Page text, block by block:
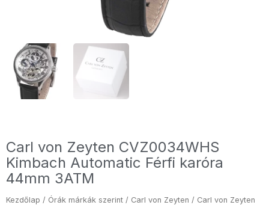
Carl von Zeyten CVZ0034WHS
Kimbach Automatic Férfi karóra
44mm 3ATM
Kezdőlap / Órák márkák szerint / Carl von Zeyten / Carl von Zeyten